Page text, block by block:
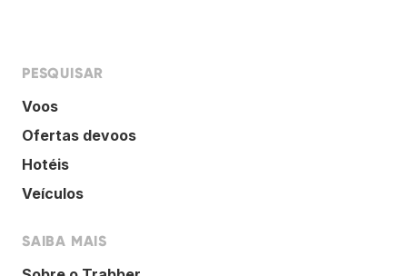
PESQUISAR
Voos
Ofertas devoos
Hotéis
Veículos
SAIBA MAIS